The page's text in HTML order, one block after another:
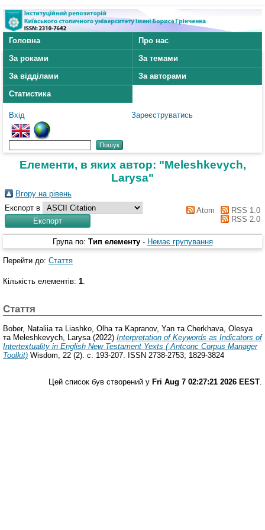
Головна
Про нас
За роками
За темами
За відділами
За авторами
Статистика
Вхід Зареєструватись
Елементи, в яких автор: "Meleshkevych,
Larysa"
Вгору на рівень
Експорт в
Atom
RSS 1.0
RSS 2.0
Група по: Тип елементу - Немає групування
Перейти до: Стаття
Кількість елементів: 1.
Стаття
Bober, Nataliia та Liashko, Olha та Kapranov, Yan та Cherkhava, Olesya
та Meleshkevych, Larysa (2022) Interpretation of Keywords as Indicators of
Intertextuality in English New Testament Yexts ( Antconc Corpus Manager
Toolkit) Wisdom, 22 (2). с. 193-207. ISSN 2738-2753; 1829-3824
Цей список був створений у Fri Aug 7 02:27:21 2026 EEST